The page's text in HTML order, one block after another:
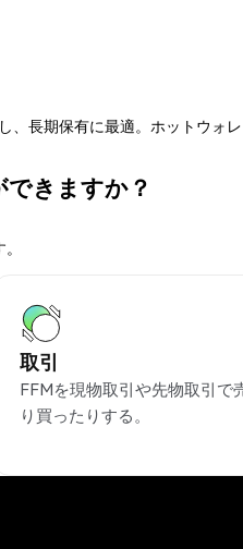
、長期保有に最適。ホットウォ
きますか？
取引
FFMを現物取引や先物取引で
り買ったりする。